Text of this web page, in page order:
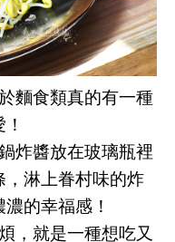
麵食類真的有一種
炸醬放在玻璃瓶裡
，淋上眷村味的炸
的幸福感！
，就是一種想吃又